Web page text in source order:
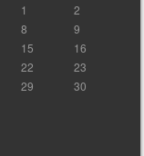
1
2
8
9
15
16
22
23
29
30